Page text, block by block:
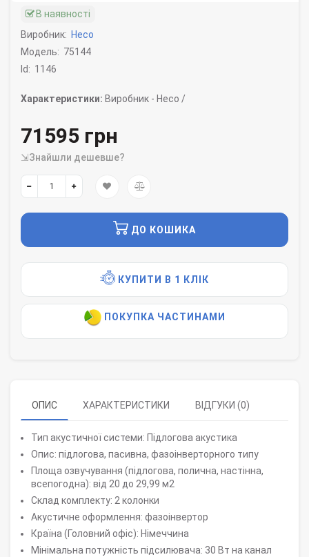
В наявності
Виробник: Heco
Модель: 75144
Id: 1146
Характеристики: Виробник - Heco /
71595 грн
⇲Знайшли дешевше?
ДО КОШИКА
КУПИТИ В 1 КЛІК
ПОКУПКА ЧАСТИНАМИ
ОПИС ХАРАКТЕРИСТИКИ ВІДГУКИ (0)
Тип акустичної системи: Підлогова акустика
Опис: підлогова, пасивна, фазоінверторного типу
Площа озвучування (підлогова, полична, настінна,
всепогодна): від 20 до 29,99 м2
Склад комплекту: 2 колонки
Акустичне оформлення: фазоінвертор
Країна (Головний офіс): Німеччина
Мінімальна потужність підсилювача: 30 Вт на канал